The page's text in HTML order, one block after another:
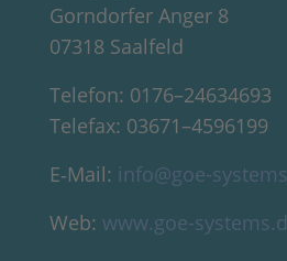
Gorndorfer Anger 8
07318 Saalfeld
Telefon: 0176–24634693
Telefax: 03671–4596199
E‑Mail: info@goe-
Web: www.goe-